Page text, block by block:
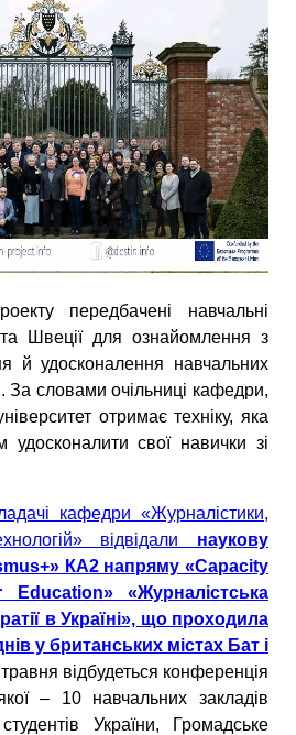
передбачені навчальні
Швеції для ознайомлення з
й удосконалення навчальних
За словами очільниці кафедри,
отримає техніку, яка
удосконалити свої навички зі
кафедри «Журналістики,
відвідали наукову
КА2 напряму «Capaсity
«Журналістська
в Україні», що проходила
у британських містах Бат і
відбудеться конференція
– 10 навчальних закладів
України, Громадське